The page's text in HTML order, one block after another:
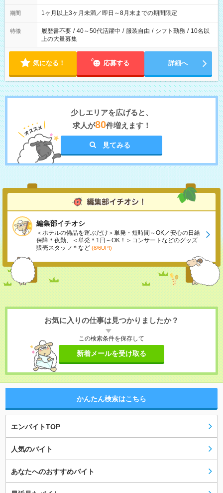
ます
期間 1ヶ月以上3ヶ月未満／即日～8月末までの期間限定
特徴 履歴書不要 / 40～50代活躍中 / 服装自由 / シフト勤務 / 10名以
上の大量募集
気になる！ 応募する 詳細へ
少しエリアを広げると、
求人が80件増えます！
見てみる
編集部イチオシ
＜ホテルの備品を運ぶだけ＞単発・短時間～OK／安心の日給
保障＊夜勤、＜単発＊1日～OK！＞コンサートなどのグッズ
販売スタッフ＊など (8/6UP!)
お気に入りの仕事は見つかりましたか？
この検索条件を保存して
新着メールを受け取る
かんたん検索はこちら
エンバイトTOP
人気のバイト
あなたへのおすすめバイト